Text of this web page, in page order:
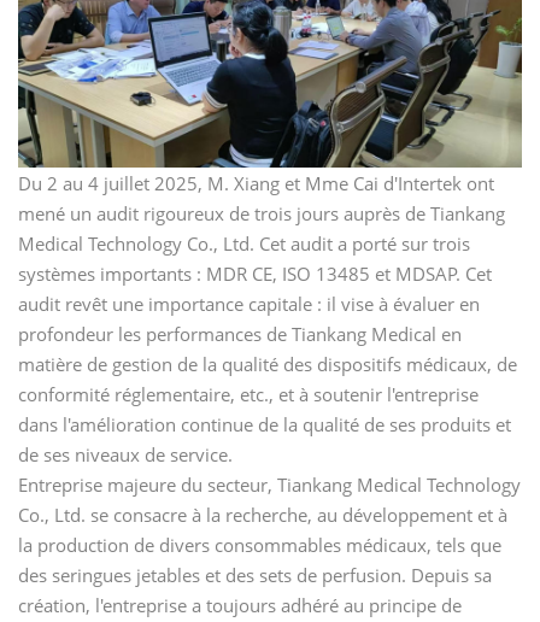
Du 2 au 4 juillet 2025, M. Xiang et Mme Cai d'Intertek ont
mené un audit rigoureux de trois jours auprès de Tiankang
Medical Technology Co., Ltd. Cet audit a porté sur trois
systèmes importants : MDR CE, ISO 13485 et MDSAP. Cet
audit revêt une importance capitale : il vise à évaluer en
profondeur les performances de Tiankang Medical en
matière de gestion de la qualité des dispositifs médicaux, de
conformité réglementaire, etc., et à soutenir l'entreprise
dans l'amélioration continue de la qualité de ses produits et
de ses niveaux de service.
Entreprise majeure du secteur, Tiankang Medical Technology
Co., Ltd. se consacre à la recherche, au développement et à
la production de divers consommables médicaux, tels que
des seringues jetables et des sets de perfusion. Depuis sa
création, l'entreprise a toujours adhéré au principe de